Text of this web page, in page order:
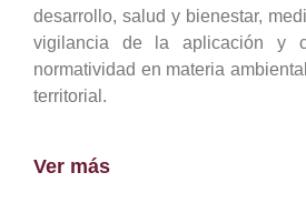
desarrollo, salud y bienestar,
vigilancia de la aplicación y
normatividad en materia
territorial.
Ver más